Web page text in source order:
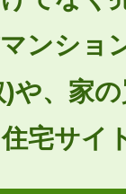
ンショ
や、家
宅サイ